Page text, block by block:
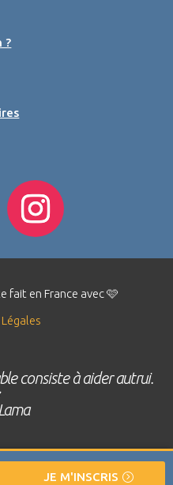
JE M'INSCRIS
?
fait en France avec 🩷
consiste à aider autrui.